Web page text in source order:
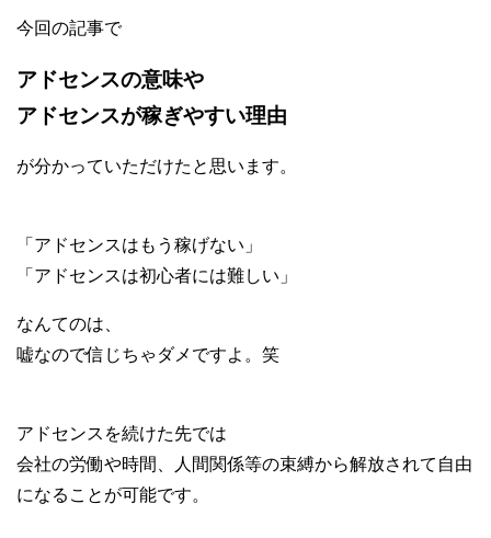
今回の記事で
アドセンスの意味や
アドセンスが稼ぎやすい理由
が分かっていただけたと思います。
「アドセンスはもう稼げない」
「アドセンスは初心者には難しい」
なんてのは、
嘘なので信じちゃダメですよ。笑
アドセンスを続けた先では
会社の労働や時間、人間関係等の束縛から解放されて自由
になることが可能です。